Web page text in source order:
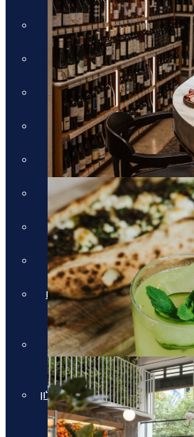
חבילות לכרתים
חבילות לקורפו
חבילות לקוסטה נברינו
חבילות לחלקידיקי
חבילות למיקונוס
חבילות לסנטוריני
חבילות לרודוס
חבילות לפרבזה
חבילות למדיירה, פורטוגל והאיים
האזוריים
חבילות למלון Daios Cove
בכרתים
חבילות למלון Parklane Resort &
Spa